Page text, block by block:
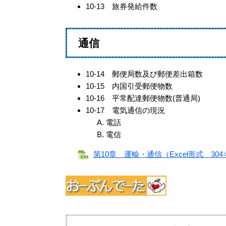
10-13 旅券発給件数
通信
10-14 郵便局数及び郵便差出箱数
10-15 内国引受郵便物数
10-16 平常配達郵便物数(普通局)
10-17 電気通信の現況
電話
電信
第10章 運輸・通信（Excel形式 304